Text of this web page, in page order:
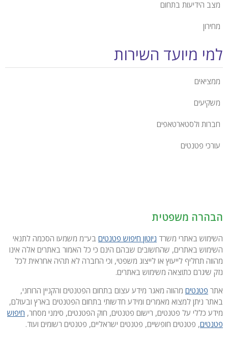
מצב הידיעות בתחום
מחירון
למי מיועד השירות
ממציאים
משקיעים
חברות ולסטארטאפים
עורכי פטנטים
הבהרה משפטית
השימוש באתרי משרד ניוטון חיפוש פטנטים בע"מ משמעו הסכמה לתנאי
השימוש באתרים, שהחשובים שבהם הינם כי כל האמור באתרים אלה אינו
מהווה תחליף לייעוץ או לייצוג משפטי, וכי החברה לא תהיה אחראית לכל
נזק שיגרם כתוצאה משימוש באתרים.
אתר פטנטים מהווה מאגר מידע עצום בתחום הפטנטים והקניין הרוחני,
באתר ניתן למצוא מאמרים ומידע חדשותי בתחום הפטנטים בארץ ובעולם,
מידע כללי על פטנטים, רישום פטנטים, חוק הפטנטים, סימני מסחר, חיפוש
פטנטים, פטנטים חופשיים, פטנטים ישראליים, פטנטים רשומים ועוד.